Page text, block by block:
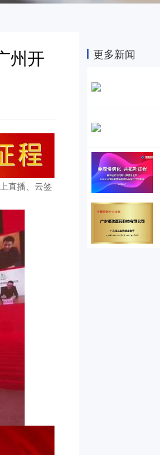
州开
直播、云签
更多新闻